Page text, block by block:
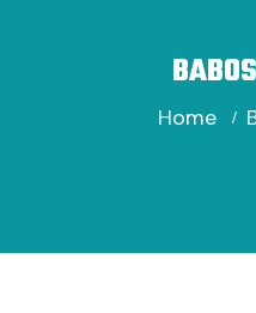
Home